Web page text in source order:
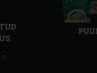
slaid